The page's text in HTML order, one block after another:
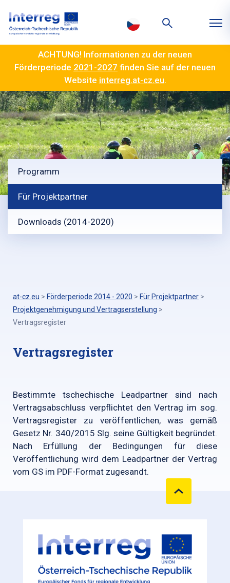
ACHTUNG! Informationen zu der neuen
Förderperiode 2021-2027 finden Sie auf der neuen
Website interreg.at-cz.eu.
Programm
Für Projektpartner
Downloads (2014-2020)
at-cz.eu > Förderperiode 2014 - 2020 > Für Projektpartner >
Projektgenehmigung und Vertragserstellung >
Vertragsregister
Vertragsregister
Bestimmte tschechische Leadpartner sind nach
Vertragsabschluss verpflichtet den Vertrag im sog.
Vertragsregister zu veröffentlichen, was gemäß
Gesetz Nr. 340/2015 Slg. seine Gültigkeit begründet.
Nach Erfüllung der Bedingungen für diese
Veröffentlichung wird dem Leadpartner der Vertrag
vom GS im PDF-Format zugesandt.